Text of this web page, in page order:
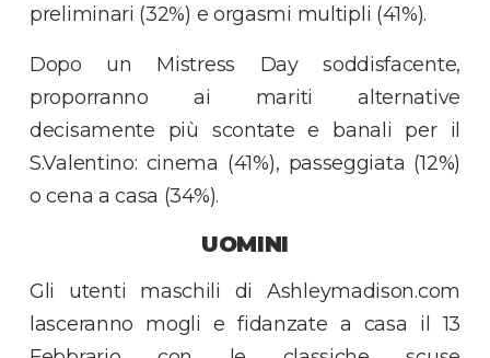
preliminari (32%) e orgasmi multipli (41%).
Dopo un Mistress Day soddisfacente,
proporranno ai mariti alternative
decisamente più scontate e banali per il
S.Valentino: cinema (41%), passeggiata (12%)
o cena a casa (34%).
UOMINI
Gli utenti maschili di Ashleymadison.com
lasceranno mogli e fidanzate a casa il 13